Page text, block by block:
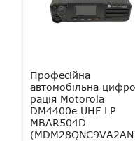
Професійна
автомобільна
рація Motorola
DM4400e UHF LP
MBAR504D